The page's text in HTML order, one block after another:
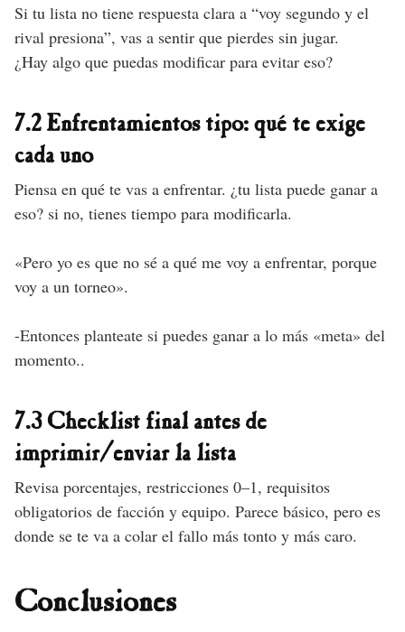
Si tu lista no tiene respuesta clara a “voy segundo y el
rival presiona”, vas a sentir que pierdes sin jugar.
¿Hay algo que puedas modificar para evitar eso?
7.2 Enfrentamientos tipo: qué te exige
cada uno
Piensa en qué te vas a enfrentar. ¿tu lista puede ganar a
eso? si no, tienes tiempo para modificarla.
«Pero yo es que no sé a qué me voy a enfrentar, porque
voy a un torneo».
-Entonces planteate si puedes ganar a lo más «meta» del
momento..
7.3 Checklist final antes de
imprimir/enviar la lista
Revisa porcentajes, restricciones 0–1, requisitos
obligatorios de facción y equipo. Parece básico, pero es
donde se te va a colar el fallo más tonto y más caro.
Conclusiones